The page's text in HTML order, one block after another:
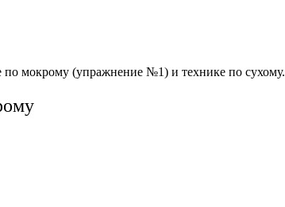
по мокрому (упражнение №1) и технике по сухому.